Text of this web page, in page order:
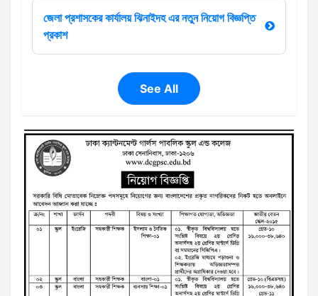
জেলা প্রশাসকের কার্যালয় ঝিনাইদহ এর নতুন নিয়োগ বিজ্ঞপ্তি
প্রকাশ
See All